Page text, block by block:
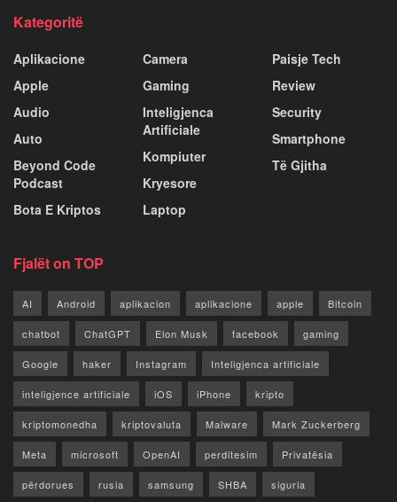
Kategoritë
Aplikacione
Apple
Audio
Auto
Beyond Code
Podcast
Bota E Kriptos
Camera
Gaming
Inteligjenca
Artificiale
Kompiuter
Kryesore
Laptop
Paisje Tech
Review
Security
Smartphone
Të Gjitha
Fjalët on TOP
AI Android aplikacion aplikacione apple Bitcoin
chatbot ChatGPT Elon Musk facebook gaming
Google haker Instagram Inteligjenca artificiale
inteligjence artificiale iOS iPhone kripto
kriptomonedha kriptovaluta Malware Mark Zuckerberg
Meta microsoft OpenAI perditesim Privatësia
përdorues rusia samsung SHBA siguria